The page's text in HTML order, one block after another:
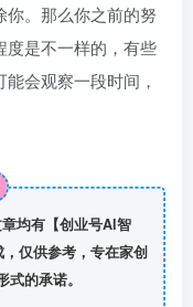
你。那么你之前的努
度是不一样的，有些
会观察一段时间，
均有【创业号AI智
仅供参考，专在家创
的承诺。